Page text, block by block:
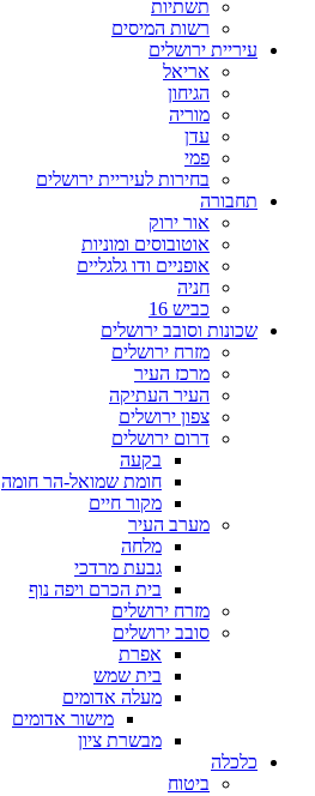
תשתיות
רשות המיסים
עיריית ירושלים
אריאל
הגיחון
מוריה
עדן
פמי
בחירות לעיריית ירושלים
תחבורה
אור ירוק
אוטובוסים ומוניות
אופניים ודו גלגליים
חניה
כביש 16
שכונות וסובב ירושלים
מזרח ירושלים
מרכז העיר
העיר העתיקה
צפון ירושלים
דרום ירושלים
בקעה
חומת שמואל-הר חומה
מקור חיים
מערב העיר
מלחה
גבעת מרדכי
בית הכרם ויפה נוף
מזרח ירושלים
סובב ירושלים
אפרת
בית שמש
מעלה אדומים
מישור אדומים
מבשרת ציון
כלכלה
ביטוח